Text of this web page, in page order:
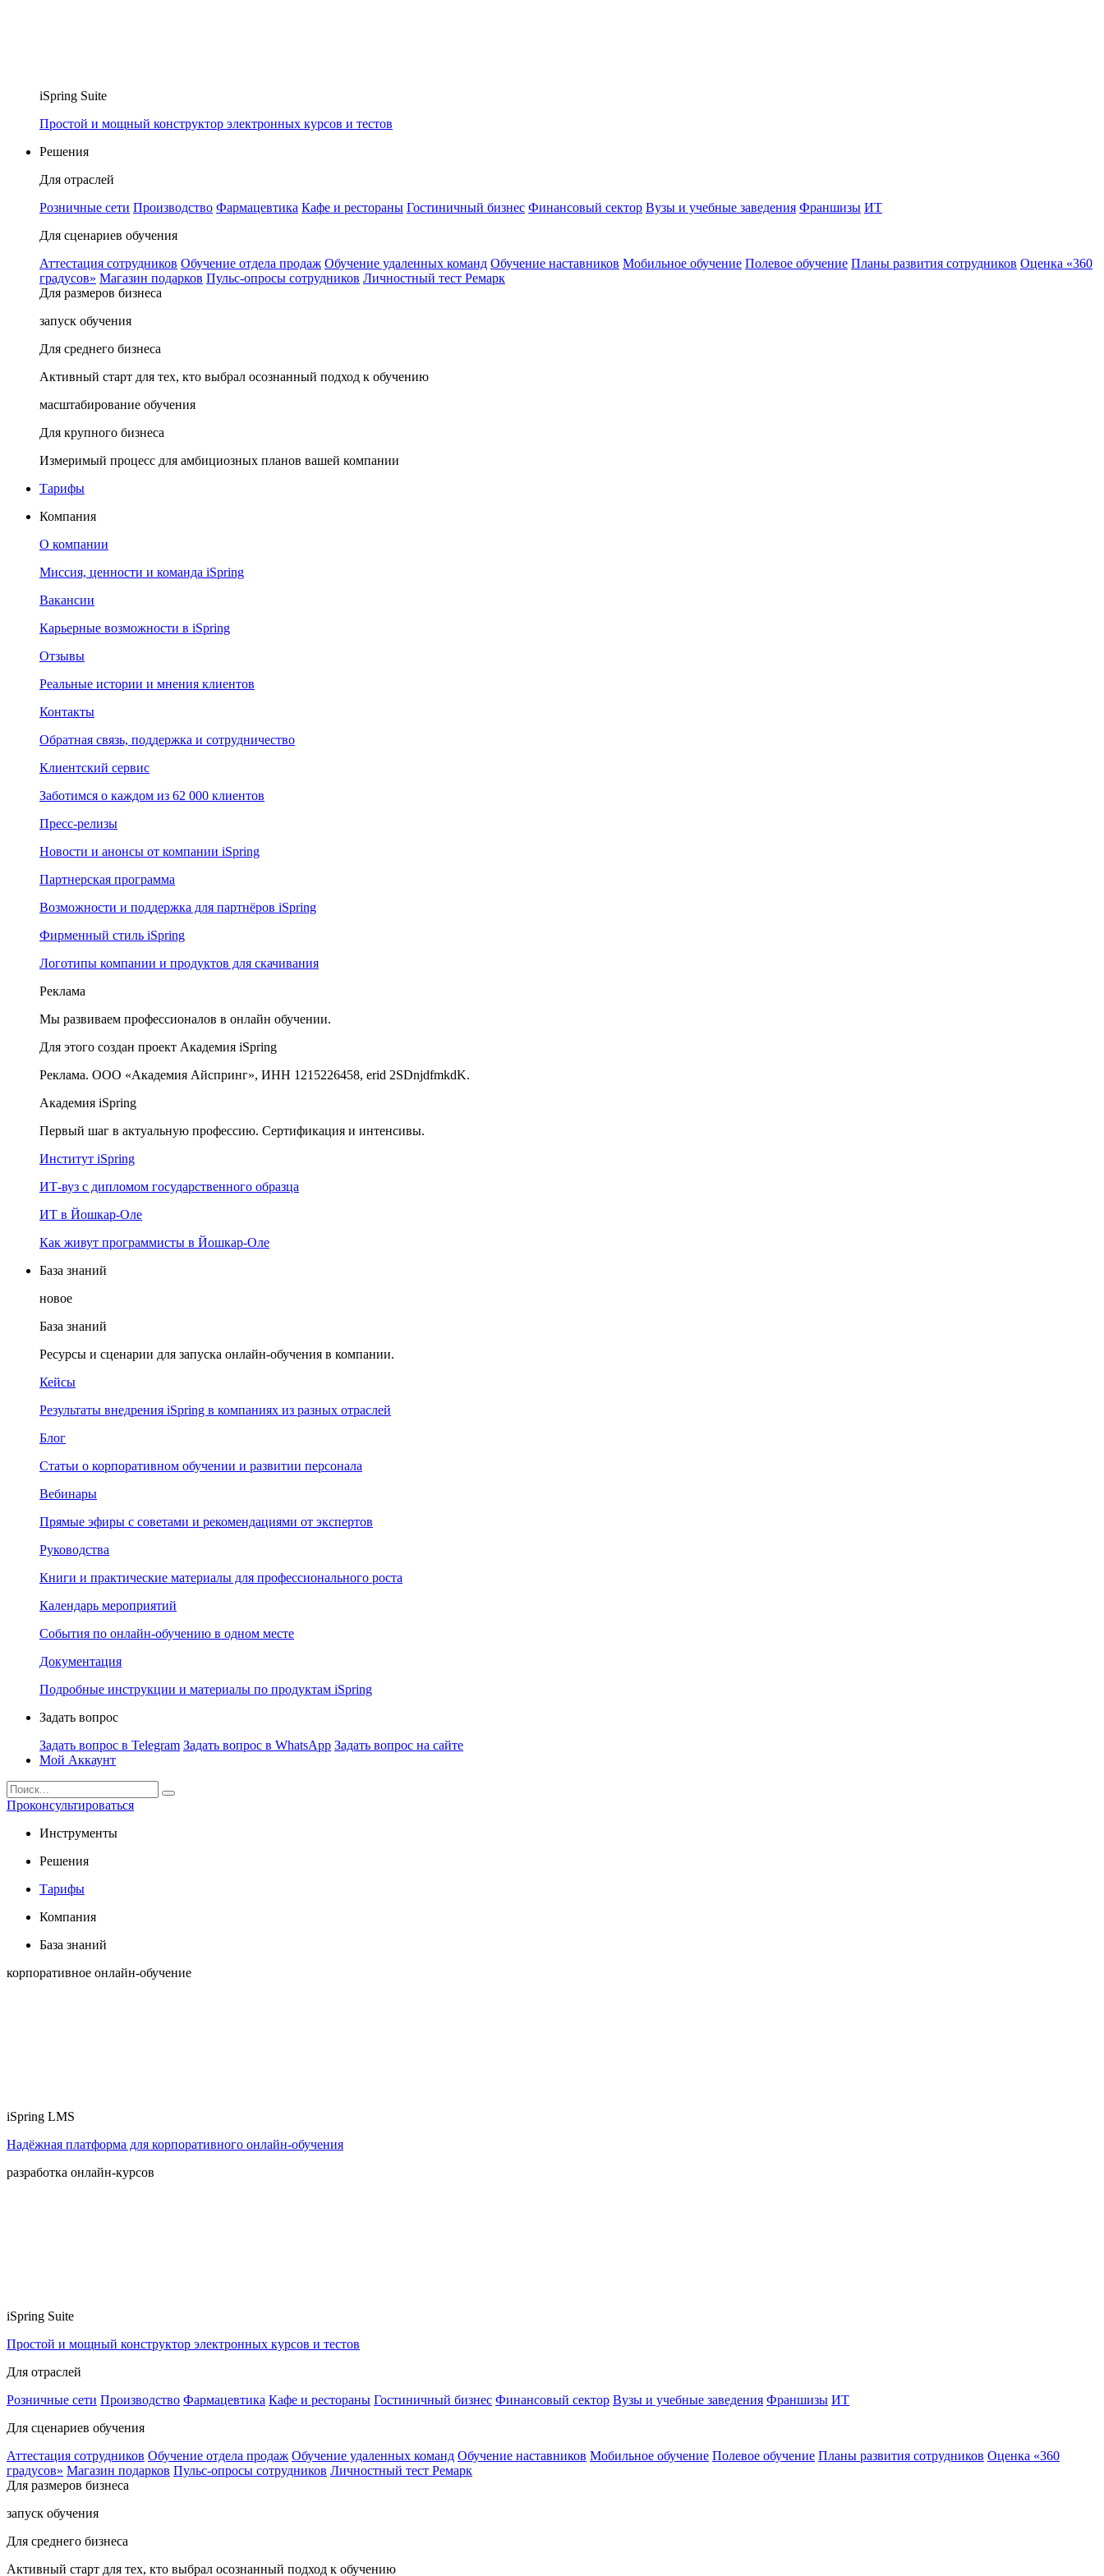
iSpring Suite
Простой и мощный конструктор электронных курсов и тестов
Решения
Для отраслей
Розничные сети Производство Фармацевтика Кафе и рестораны Гостиничный бизнес Финансовый сектор Вузы и учебные заведения Франшизы ИТ
Для сценариев обучения
Аттестация сотрудников Обучение отдела продаж Обучение удаленных команд Обучение наставников Мобильное обучение Полевое обучение Планы развития сотрудников Оценка «360
градусов» Магазин подарков Пульс-опросы сотрудников Личностный тест Ремарк
Для размеров бизнеса
запуск обучения
Для среднего бизнеса
Активный старт для тех, кто выбрал осознанный подход к обучению
масштабирование обучения
Для крупного бизнеса
Измеримый процесс для амбициозных планов вашей компании
Тарифы
Компания
О компании
Миссия, ценности и команда iSpring
Вакансии
Карьерные возможности в iSpring
Отзывы
Реальные истории и мнения клиентов
Контакты
Обратная связь, поддержка и сотрудничество
Клиентский сервис
Заботимся о каждом из 62 000 клиентов
Пресс-релизы
Новости и анонсы от компании iSpring
Партнерская программа
Возможности и поддержка для партнёров iSpring
Фирменный стиль iSpring
Логотипы компании и продуктов для скачивания
Реклама
Мы развиваем профессионалов в онлайн обучении.
Для этого создан проект Академия iSpring
Реклама. ООО «Академия Айспринг», ИНН 1215226458, erid 2SDnjdfmkdK.
Академия iSpring
Первый шаг в актуальную профессию. Сертификация и интенсивы.
Институт iSpring
ИТ-вуз с дипломом государственного образца
ИТ в Йошкар-Оле
Как живут программисты в Йошкар‑Оле
База знаний
новое
База знаний
Ресурсы и сценарии для запуска онлайн-обучения в компании.
Кейсы
Результаты внедрения iSpring в компаниях из разных отраслей
Блог
Статьи о корпоративном обучении и развитии персонала
Вебинары
Прямые эфиры с советами и рекомендациями от экспертов
Руководства
Книги и практические материалы для профессионального роста
Календарь мероприятий
События по онлайн-обучению в одном месте
Документация
Подробные инструкции и материалы по продуктам iSpring
Задать вопрос
Задать вопрос в Telegram Задать вопрос в WhatsApp Задать вопрос на сайте
Мой Аккаунт
Проконсультироваться
Инструменты
Решения
Тарифы
Компания
База знаний
корпоративное онлайн-обучение
iSpring LMS
Надёжная платформа для корпоративного онлайн‑обучения
разработка онлайн-курсов
iSpring Suite
Простой и мощный конструктор электронных курсов и тестов
Для отраслей
Розничные сети Производство Фармацевтика Кафе и рестораны Гостиничный бизнес Финансовый сектор Вузы и учебные заведения Франшизы ИТ
Для сценариев обучения
Аттестация сотрудников Обучение отдела продаж Обучение удаленных команд Обучение наставников Мобильное обучение Полевое обучение Планы развития сотрудников Оценка «360
градусов» Магазин подарков Пульс-опросы сотрудников Личностный тест Ремарк
Для размеров бизнеса
запуск обучения
Для среднего бизнеса
Активный старт для тех, кто выбрал осознанный подход к обучению